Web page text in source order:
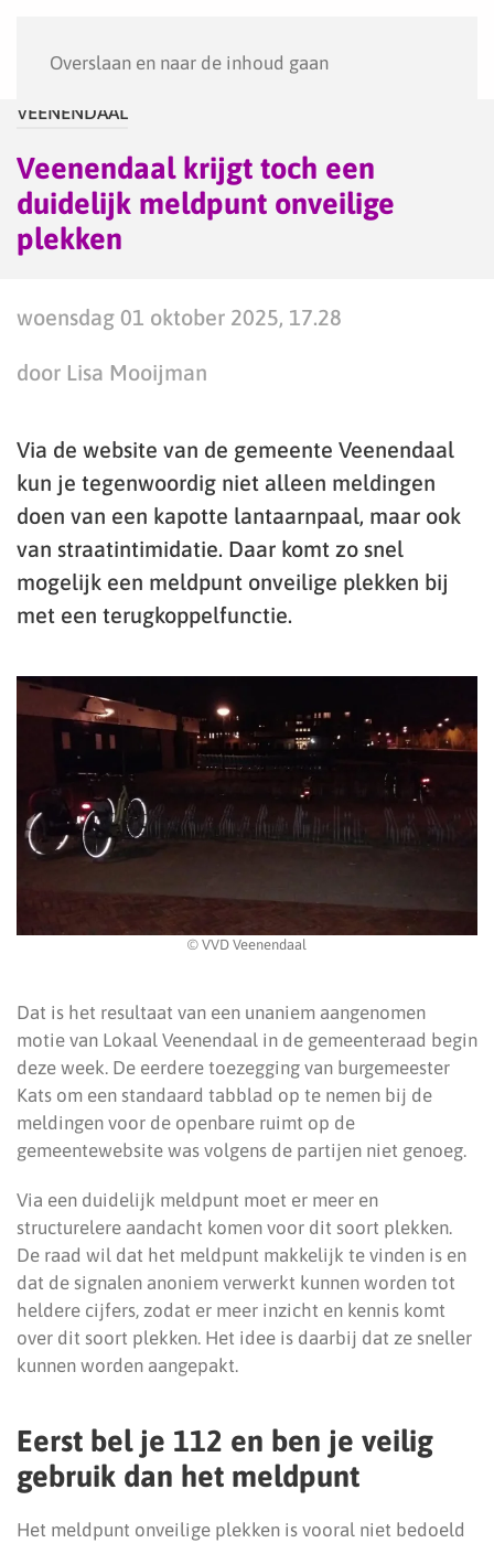
Overslaan en naar de inhoud gaan
VEENENDAAL
Veenendaal krijgt toch een
duidelijk meldpunt onveilige
plekken
woensdag 01 oktober 2025, 17.28
door Lisa Mooijman
Via de website van de gemeente Veenendaal
kun je tegenwoordig niet alleen meldingen
doen van een kapotte lantaarnpaal, maar ook
van straatintimidatie. Daar komt zo snel
mogelijk een meldpunt onveilige plekken bij
met een terugkoppelfunctie.
© VVD Veenendaal
Dat is het resultaat van een unaniem aangenomen
motie van Lokaal Veenendaal in de gemeenteraad begin
deze week. De eerdere toezegging van burgemeester
Kats om een standaard tabblad op te nemen bij de
meldingen voor de openbare ruimt op de
gemeentewebsite was volgens de partijen niet genoeg.
Via een duidelijk meldpunt moet er meer en
structurelere aandacht komen voor dit soort plekken.
De raad wil dat het meldpunt makkelijk te vinden is en
dat de signalen anoniem verwerkt kunnen worden tot
heldere cijfers, zodat er meer inzicht en kennis komt
over dit soort plekken. Het idee is daarbij dat ze sneller
kunnen worden aangepakt.
Eerst bel je 112 en ben je veilig
gebruik dan het meldpunt
Het meldpunt onveilige plekken is vooral niet bedoeld